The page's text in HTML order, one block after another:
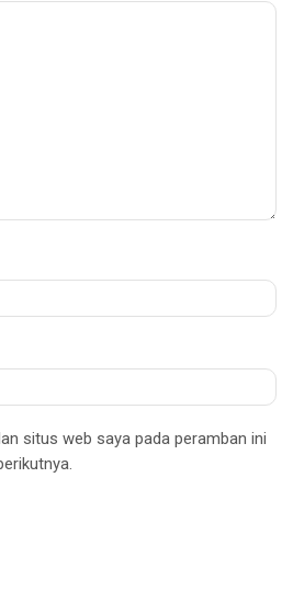
situs web saya pada peramban ini